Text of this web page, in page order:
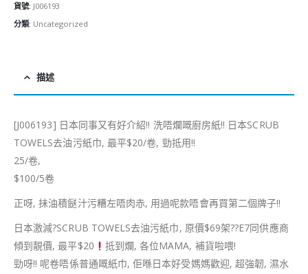
貨號: J006193
分類: Uncategorized
描述
[J006193] 日本同事又有好介紹!! 洗唔爛嘅廚房紙!! 日本SCRUB
TOWELS去油污紙巾, 最平$20/卷, 勁抵用!!
25/卷,
$100/5卷
正呀, 抺油積餸汁污糟左唔肉赤, 用過呢款唔會再買第二個牌子!!
日本激減?SCRUB TOWELS去油污紙巾, 原價$69架??E7同供應商
傾到靚價, 最平$20
抵到爛, 各位MAMA, 補貨啦喂!
勁呀!! 呢卷唔係普通嘅紙巾, 佢喺日本好受媽媽歡迎, 超強韌, 濕水